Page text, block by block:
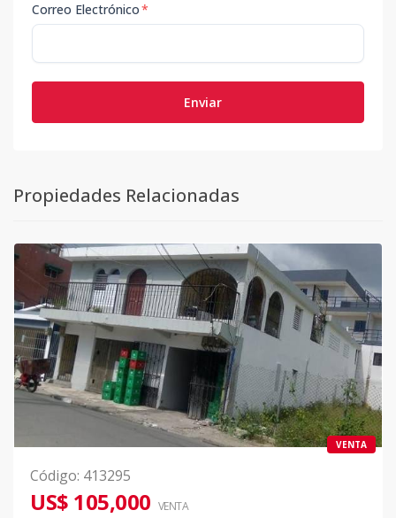
Correo Electrónico*
Enviar
Propiedades Relacionadas
VENTA
Código: 413295
US$ 105,000 VENTA